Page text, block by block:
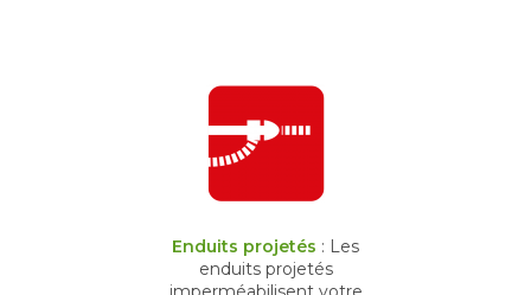
Enduits projetés : Les
enduits projetés